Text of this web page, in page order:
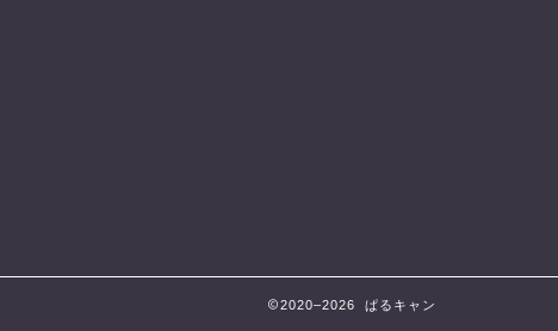
2020–2026 ぱるキャン